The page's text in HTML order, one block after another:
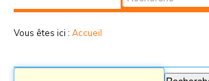
Recherche
Vous êtes ici : Accueil